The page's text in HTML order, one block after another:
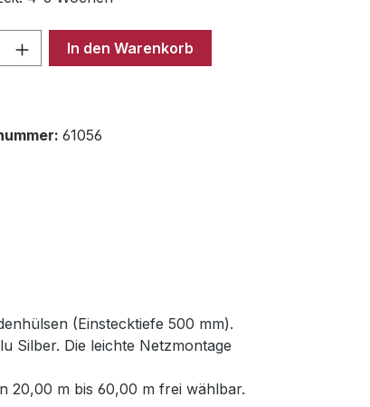
Anzahl: Gib den gewünschten
In den Warenkorb
61056
(Einstecktiefe 500 mm).
Silber. Die leichte Netzmontage
20,00 m bis 60,00 m frei wählbar.